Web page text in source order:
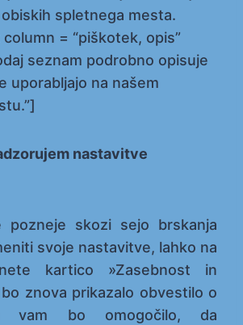
spletnega mesta.
= “piškotek, opis”
seznam podrobno opisuje
uporabljajo na našem
nastavitve
skozi sejo brskanja
svoje nastavitve, lahko na
kartico »Zasebnost in
znova prikazalo obvestilo o
vam bo omogočilo, da